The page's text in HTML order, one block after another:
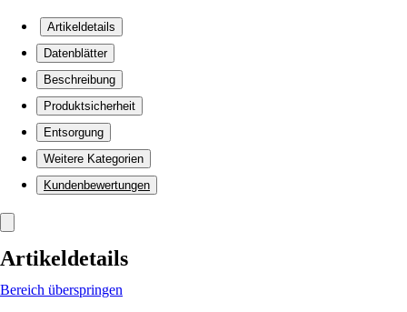
Artikeldetails
Datenblätter
Beschreibung
Produktsicherheit
Entsorgung
Weitere Kategorien
Kundenbewertungen
Artikeldetails
Bereich überspringen